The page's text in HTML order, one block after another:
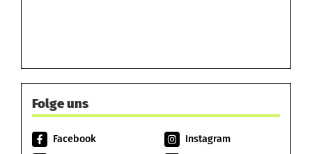
Folge uns
Facebook
Instagram